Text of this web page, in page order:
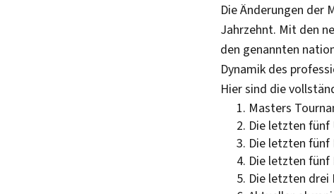
Die Änderungen der
Jahrzehnt. Mit den
den genannten
Dynamik des
Hier sind die
Masters
Die letzten fünf
Die letzten fünf
Die letzten fünf
Die letzten drei